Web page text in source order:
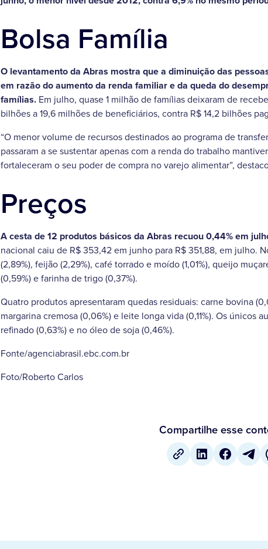
Bolsa Família
O levantamento da Abras mostra que a diminuição das
em razão do aumento da renda familiar e da queda do
famílias. Em julho, quase 1 milhão de famílias deixaram de
bilhões a 19,6 milhões de beneficiários, contra R$ 14,2 bilhões
“O menor volume de recursos destinados ao programa de
passaram a se sustentar apenas com a renda do trabalho
fortaleceram o seu poder de compra no varejo alimentar”,
Preços
A cesta de 12 produtos básicos da Abras recuou 0,44% em
nacional caiu de R$ 353,42 em junho para R$ 351,88, em julho.
(2,89%), feijão (2,29%), café torrado e moído (1,01%), queijo
(0,59%) e farinha de trigo (0,37%).
Quatro produtos apresentaram quedas residuais: carne bovina
margarina cremosa (0,06%) e leite longa vida (0,11%). Os únicos
refinado (0,63%) e no óleo de soja (0,46%).
Fonte/agenciabrasil.ebc.com.br
Foto/Roberto Carlos
Compartilhe esse